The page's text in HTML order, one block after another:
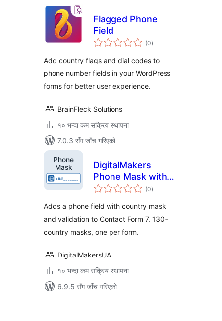
Flagged Phone
Field
(0कुल
रेटिङ्गहरू
)
Add country flags and dial codes to
phone number fields in your WordPress
forms for better user experience.
BrainFleck Solutions
१० भन्दा कम सक्रिय स्थापना
7.0.3 सँग जाँच गरिएको
DigitalMakers
Phone Mask with
Flags for Contact
(0कुल
रेटिङ्गहरू
)
Adds a phone field with country mask
and validation to Contact Form 7. 130+
country masks, one per form.
DigitalMakersUA
१० भन्दा कम सक्रिय स्थापना
6.9.5 सँग जाँच गरिएको